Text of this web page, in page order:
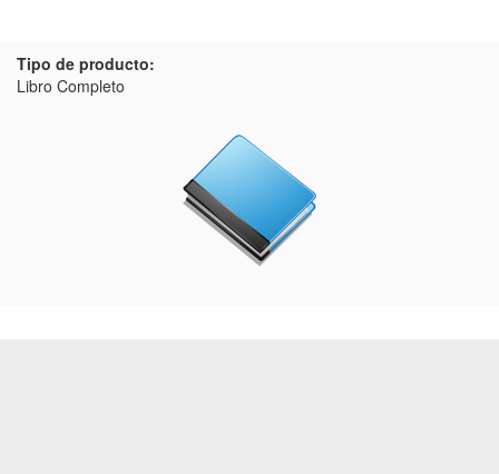
Tipo de producto:
Libro Completo